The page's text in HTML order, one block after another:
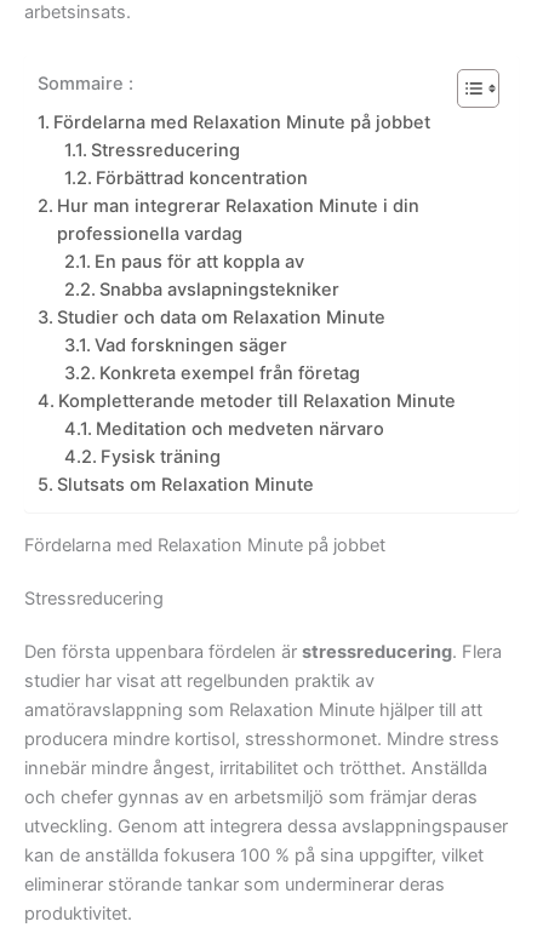
arbetsinsats.
Sommaire :
Fördelarna med Relaxation Minute på jobbet
Stressreducering
Förbättrad koncentration
Hur man integrerar Relaxation Minute i din
professionella vardag
En paus för att koppla av
Snabba avslapningstekniker
Studier och data om Relaxation Minute
Vad forskningen säger
Konkreta exempel från företag
Kompletterande metoder till Relaxation Minute
Meditation och medveten närvaro
Fysisk träning
Slutsats om Relaxation Minute
Fördelarna med Relaxation Minute på jobbet
Stressreducering
Den första uppenbara fördelen är stressreducering. Flera
studier har visat att regelbunden praktik av
amatöravslappning som Relaxation Minute hjälper till att
producera mindre kortisol, stresshormonet. Mindre stress
innebär mindre ångest, irritabilitet och trötthet. Anställda
och chefer gynnas av en arbetsmiljö som främjar deras
utveckling. Genom att integrera dessa avslappningspauser
kan de anställda fokusera 100 % på sina uppgifter, vilket
eliminerar störande tankar som underminerar deras
produktivitet.